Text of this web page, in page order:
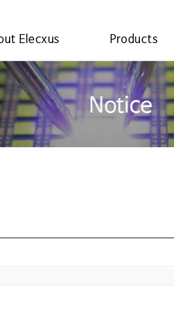
Elecxus Products